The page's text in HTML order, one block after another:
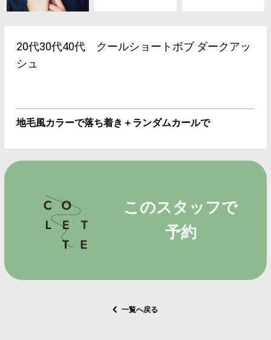
20代30代40代 クールショートボブ ダークアッ
シュ
地毛風カラーで落ち着き＋ランダムカールで
このスタッフで
予約
一覧へ戻る